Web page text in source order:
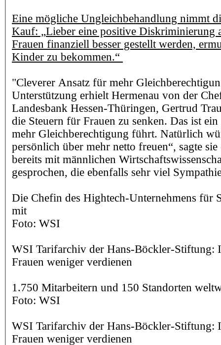
Eine mögliche Ungleichbehandlung nimmt
Kauf: „Lieber eine positive Diskriminierung
Frauen finanziell besser gestellt werden,
Kinder zu bekommen.“
"Cleverer Ansatz für mehr
Unterstützung erhielt Hermenau von der
Landesbank Hessen-Thüringen, Gertrud
die Steuern für Frauen zu senken. Das ist
mehr Gleichberechtigung führt. Natürlich
persönlich über mehr netto freuen“, sagte
bereits mit männlichen
gesprochen, die ebenfalls sehr viel
Die Chefin des Hightech-Unternehmens für
mit
Foto: WSI
WSI Tarifarchiv der Hans-Böckler-Stiftung:
Frauen weniger verdienen
1.750 Mitarbeitern und 150 Standorten
Foto: WSI
WSI Tarifarchiv der Hans-Böckler-Stiftung:
Frauen weniger verdienen